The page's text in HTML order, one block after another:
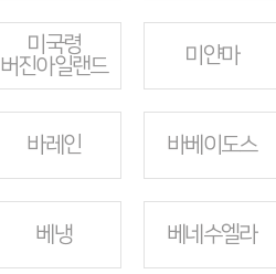
미국령
버진아일랜드
미얀마
바레인 바베이도스
베냉 베네수엘라